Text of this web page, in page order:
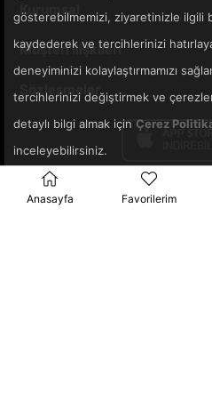
Kurumsal
Müşteri İlişkileri
Sözleşmeler
gösterebilmemizi, ziyaretinizle ilgili
kaydederek ve tercihlerinizi
deneyiminizi kolaylaştırmamızı
tercihlerinizi değiştirmek ve
detaylı bilgi almak için Çerez
inceleyebilirsiniz.
Anasayfa Favorilerim